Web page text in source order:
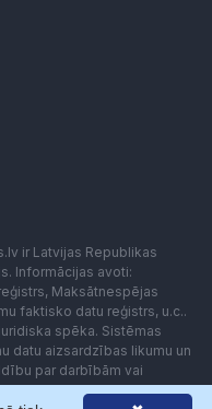
ir Latvijas Republikas
Informācijas avoti:
Maksātnespējas
faktisko datu reģistrs, u.c..
spēka. Sistēmas
datu aizsardzības likumu un
par darbībām vai
Lietotājam aizliegts